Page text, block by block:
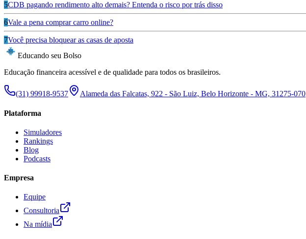
5CDB pagando rendimento alto demais? Entenda o risco por trás disso
6Vale a pena comprar carro online?
7Você precisa bloquear as casas de aposta
Educando seu Bolso
Educação financeira acessível e de qualidade para todos os brasileiros.
(31) 99918-9537 Alameda das Falcatas, 922 - São Luiz, Belo Horizonte - MG, 31275-070
Plataforma
Simuladores
Rankings
Blog
Podcasts
Empresa
Equipe
Consultoria
Na mídia